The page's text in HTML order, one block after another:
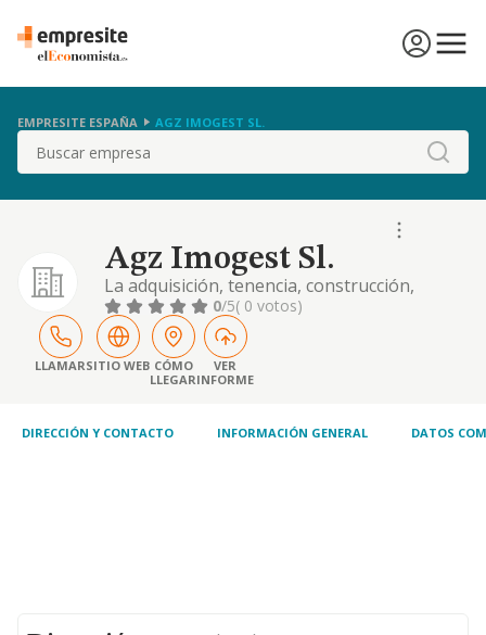
EMPRESITE ESPAÑA AGZ IMOGEST SL.
Buscar
Agz Imogest Sl.
La adquisición, tenencia, construcción,
promoción, administración, explotación en
forma de arriendo o de cualquiera otra
forma admitida en derecho, disfrute y
enajenación de viviendas, apartamentos,
locales industriales y de negocio y, en
etc.,
0/5( 0 votos)
LLAMARSITIO WEB CÓMO
LLEGAR
VER
INFORME
DIRECCIÓN Y CONTACTO INFORMACIÓN GENERAL DATOS